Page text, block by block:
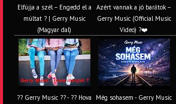
Elfújja a szél – Engedd el a
múltat ? | Gerry Music
(Magyar dal)
Azért vannak a jó barátok –
Gerry Music (Official Music
Video) ?❤️
?? Gerry Music ?? - ?? Hova
Még sohasem - Gerry Music